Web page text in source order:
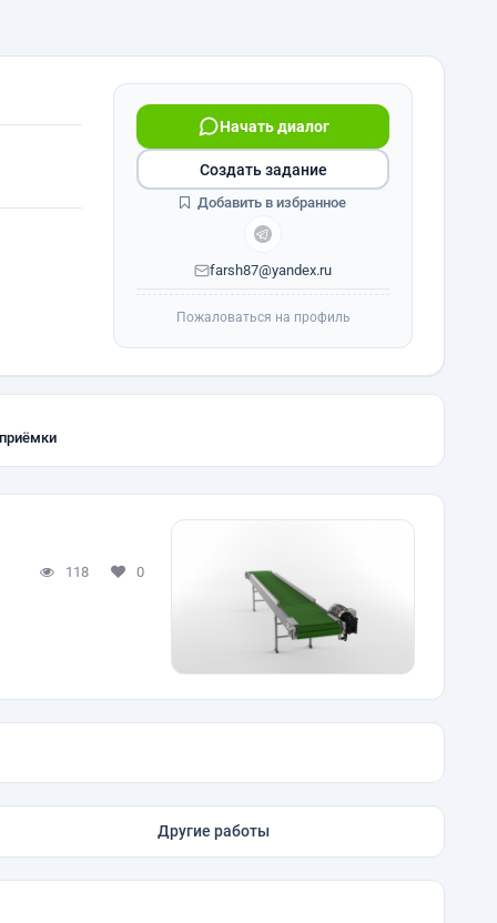
Начать диалог
farsh87@yandex.ru
Создать задание
Добавить в избранное
Пожаловаться на профиль
118 0
Другие работы